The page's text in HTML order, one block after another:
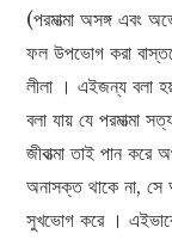
(পরমাত্মা অসঙ্গ এবং
ফল উপভোগ করা
লীলা । এইজন্য বলা
বলা যায় যে
জীবাত্মা তাই পান
অনাসক্ত থাকে না,
সুখভোগ করে । এইভাবে